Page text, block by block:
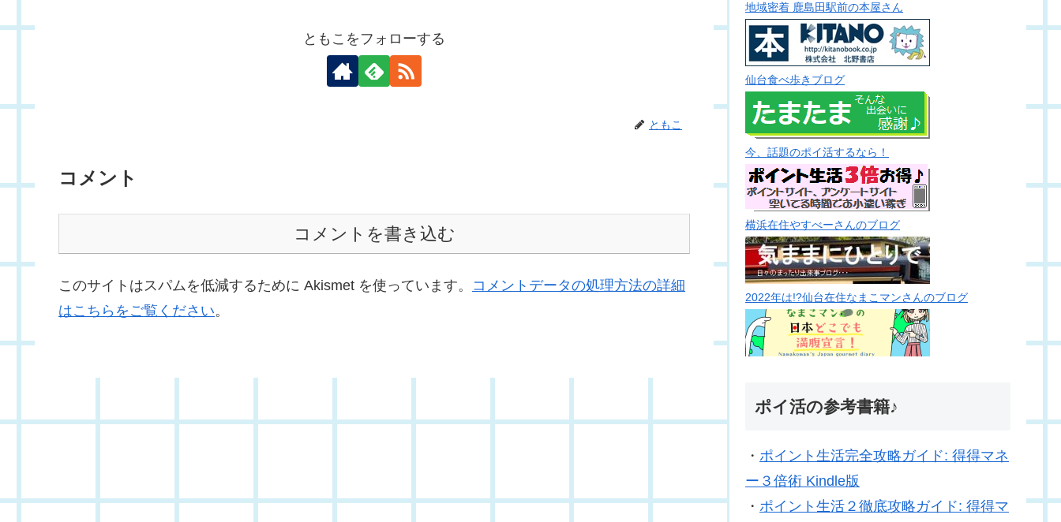
ともこをフォローする
ともこ
コメント
コメントを書き込む
このサイトはスパムを低減するために Akismet を使っています。 コメントデータの処理方法の詳細
はこちらをご覧ください。
地域密着 鹿島田駅前の本屋さん
仙台食べ歩きブログ
今、話題のポイ活するなら！
横浜在住やすべーさんのブログ
2022年は!?仙台在住なまこマンさんのブログ
ポイ活の参考書籍♪
・ ポイント生活完全攻略ガイド: 得得マネ
ー３倍術 Kindle版
・ ポイント生活２徹底攻略ガイド: 得得マ